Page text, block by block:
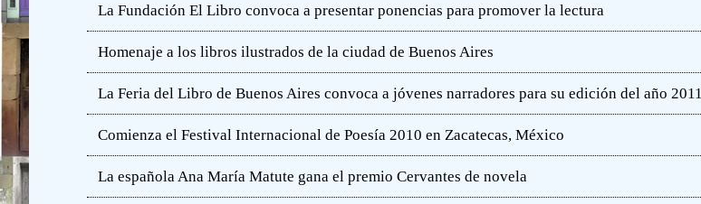
La Fundación El Libro convoca a presentar ponencias para promover la lectura
Homenaje a los libros ilustrados de la ciudad de Buenos Aires
La Feria del Libro de Buenos Aires convoca a jóvenes narradores para su edición del año 2011
Comienza el Festival Internacional de Poesía 2010 en Zacatecas, México
La española Ana María Matute gana el premio Cervantes de novela